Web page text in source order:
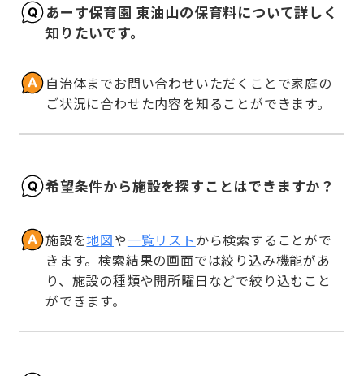
あーす保育園 東油山の保育料について詳しく
知りたいです。
自治体までお問い合わせいただくことで家庭の
ご状況に合わせた内容を知ることができます。
希望条件から施設を探すことはできますか？
施設を地図や一覧リストから検索することがで
きます。検索結果の画面では絞り込み機能があ
り、施設の種類や開所曜日などで絞り込むこと
ができます。